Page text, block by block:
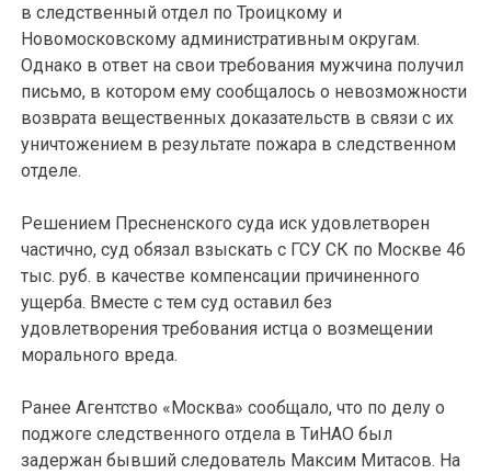
в следственный отдел по Троицкому и
Новомосковскому административным округам.
Однако в ответ на свои требования мужчина получил
письмо, в котором ему сообщалось о невозможности
возврата вещественных доказательств в связи с их
уничтожением в результате пожара в следственном
отделе.
Решением Пресненского суда иск удовлетворен
частично, суд обязал взыскать с ГСУ СК по Москве 46
тыс. руб. в качестве компенсации причиненного
ущерба. Вместе с тем суд оставил без
удовлетворения требования истца о возмещении
морального вреда.
Ранее Агентство «Москва» сообщало, что по делу о
поджоге следственного отдела в ТиНАО был
задержан бывший следователь Максим Митасов. На